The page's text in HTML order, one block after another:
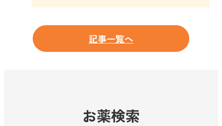
記事一覧へ
お薬検索